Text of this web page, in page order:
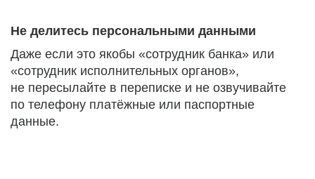
Не делитесь персональными данными
Даже если это якобы «сотрудник банка» или
«сотрудник исполнительных органов»,
не пересылайте в переписке и не озвучивайте
по телефону платёжные или паспортные
данные.